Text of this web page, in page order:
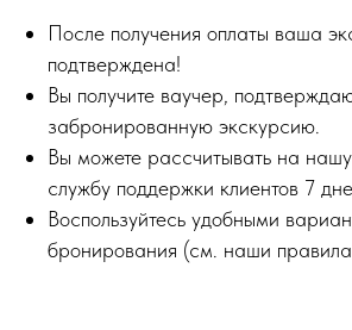
После получения оплаты ваша
подтверждена!
Вы получите ваучер,
забронированную экскурсию.
Вы можете рассчитывать на
службу поддержки клиентов 7
Воспользуйтесь удобными
бронирования (см. наши правила